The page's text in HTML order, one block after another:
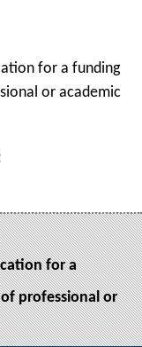
for a funding
or academic
for a
professional or